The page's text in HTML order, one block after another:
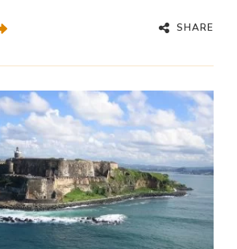
SHARE